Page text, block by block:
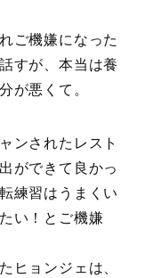
ご機嫌になった
すが、本当は養
が悪くて。
ンされたレスト
ができて良かっ
練習はうまくい
い！とご機嫌
ヒョンジェは、